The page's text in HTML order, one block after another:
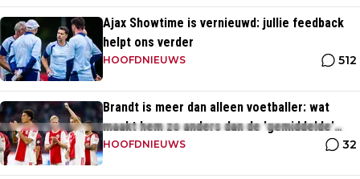
Ajax Showtime is vernieuwd: jullie feedback
helpt ons verder
HOOFDNIEUWS 512
Brandt is meer dan alleen voetballer: wat
maakt hem zo anders dan de 'gemiddelde'
voetballer?
HOOFDNIEUWS 32